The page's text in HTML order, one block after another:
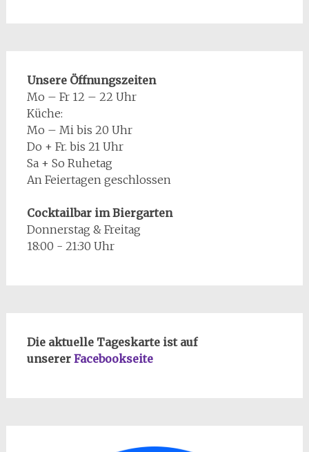
Unsere Öffnungszeiten
Mo – Fr 12 – 22 Uhr
Küche:
Mo – Mi bis 20 Uhr
Do + Fr. bis 21 Uhr
Sa + So Ruhetag
An Feiertagen geschlossen
Cocktailbar im Biergarten
Donnerstag & Freitag
18:00 - 21:30 Uhr
Die aktuelle Tageskarte ist auf
unserer Facebookseite